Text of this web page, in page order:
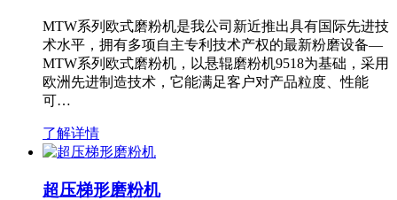
MTW系列欧式磨粉机是我公司新近推出具有国际先进技
术水平，拥有多项自主专利技术产权的最新粉磨设备—
MTW系列欧式磨粉机，以悬辊磨粉机9518为基础，采用
欧洲先进制造技术，它能满足客户对产品粒度、性能
可…
了解详情
超压梯形磨粉机